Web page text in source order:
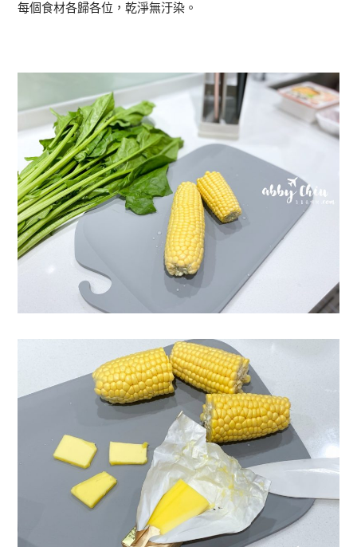
每個食材各歸各位，乾淨無汙染。